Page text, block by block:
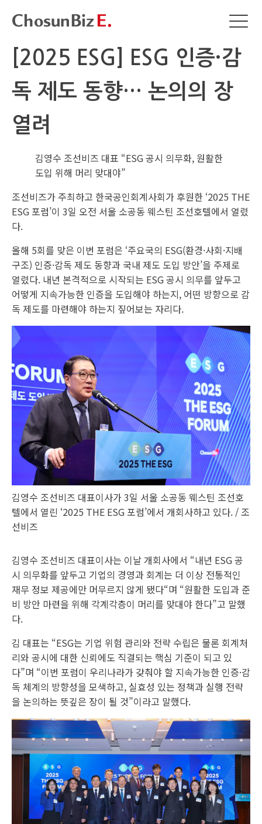
[2025 ESG] ESG 인증·감
독 제도 동향… 논의의 장
열려
김영수 조선비즈 대표 “ESG 공시 의무화, 원활한
도입 위해 머리 맞대야”
조선비즈가 주최하고 한국공인회계사회가 후원한 ‘2025 THE
ESG 포럼’이 3일 오전 서울 소공동 웨스틴 조선호텔에서 열렸
다.
올해 5회를 맞은 이번 포럼은 ‘주요국의 ESG(환경·사회·지배
구조) 인증·감독 제도 동향과 국내 제도 도입 방안’을 주제로
열렸다. 내년 본격적으로 시작되는 ESG 공시 의무를 앞두고
어떻게 지속가능한 인증을 도입해야 하는지, 어떤 방향으로 감
독 제도를 마련해야 하는지 짚어보는 자리다.
김영수 조선비즈 대표이사가 3일 서울 소공동 웨스틴 조선호
텔에서 열린 ‘2025 THE ESG 포럼’에서 개회사하고 있다. / 조
선비즈
김영수 조선비즈 대표이사는 이날 개회사에서 “내년 ESG 공
시 의무화를 앞두고 기업의 경영과 회계는 더 이상 전통적인
재무 정보 제공에만 머무르지 않게 됐다“며 “원활한 도입과 준
비 방안 마련을 위해 각계각층이 머리를 맞대야 한다”고 말했
다.
김 대표는 “ESG는 기업 위험 관리와 전략 수립은 물론 회계처
리와 공시에 대한 신뢰에도 직결되는 핵심 기준이 되고 있
다”며 “이번 포럼이 우리나라가 갖춰야 할 지속가능한 인증·감
독 체계의 방향성을 모색하고, 실효성 있는 정책과 실행 전략
을 논의하는 뜻깊은 장이 될 것”이라고 말했다.